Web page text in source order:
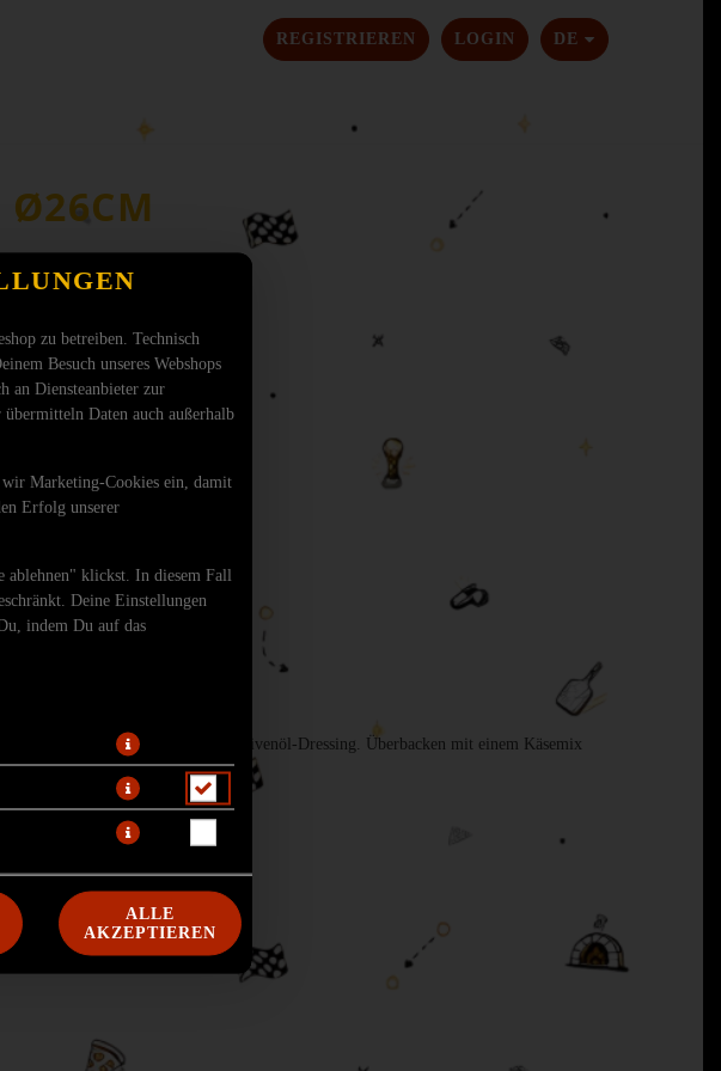
REGISTRIEREN LOGIN DE
SPRACHE
Ø26CM
und marinierter Spinat in Olivenöl-Dressing. Überbacken mit einem Käsemix
zerbröseltem Hirtenkäse.
zu betreiben. Technisch
Besuch unseres Webshops
an Diensteanbieter zur
Daten auch außerhalb
Marketing-Cookies ein, damit
Erfolg unserer
ablehnen" klickst. In diesem Fall
Deine Einstellungen
indem Du auf das
ALLE
AKZEPTIEREN